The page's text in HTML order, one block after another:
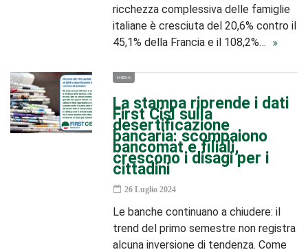
ricchezza complessiva delle famiglie
italiane è cresciuta del 20,6% contro il
45,1% della Francia e il 108,2%…
MEDIA
La stampa riprende i dati
First Cisl sulla
desertificazione
bancaria: scompaiono
bancomat e filiali,
crescono i disagi per i
cittadini
26 Luglio 2024
Le banche continuano a chiudere: il
trend del primo semestre non registra
alcuna inversione di tendenza. Come